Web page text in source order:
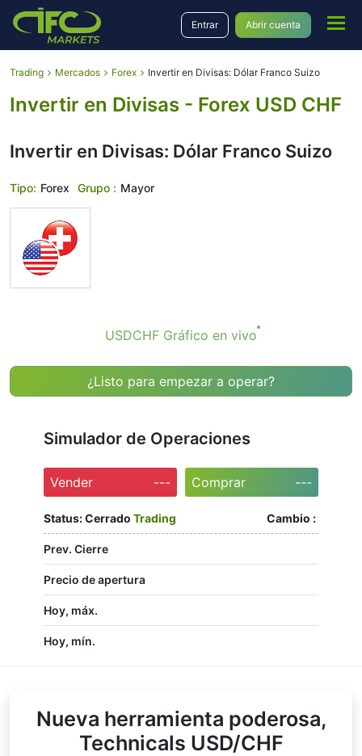
Entrar Abrir cuenta
Trading Mercados Forex Invertir en Divisas: Dólar Franco Suizo
Invertir en Divisas - Forex USD CHF
Invertir en Divisas: Dólar Franco Suizo
Tipo: Forex Grupo : Mayor
USDCHF Gráfico en vivo
¿Listo para empezar a operar?
Simulador de Operaciones
Vender --- Comprar ---
Status:Cerrado Trading Cambio :
Prev. Cierre
Precio de apertura
Hoy, máx.
Hoy, mín.
Nueva herramienta poderosa,
Technicals USD/CHF